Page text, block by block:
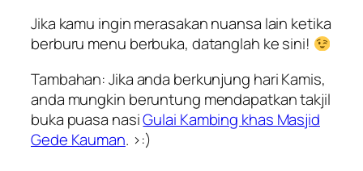
Jika kamu ingin merasakan nuansa lain ketika
berburu menu berbuka, datanglah ke sini!
Tambahan: Jika anda berkunjung hari Kamis,
anda mungkin beruntung mendapatkan takjil
buka puasa nasiGulai Kambing khas Masjid
Gede Kauman. >:)